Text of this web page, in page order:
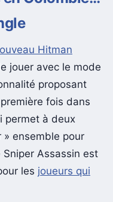
Hitman
jouer avec le mode
proposant
fois dans
permet à deux
» ensemble pour
Assassin est
les joueurs qui